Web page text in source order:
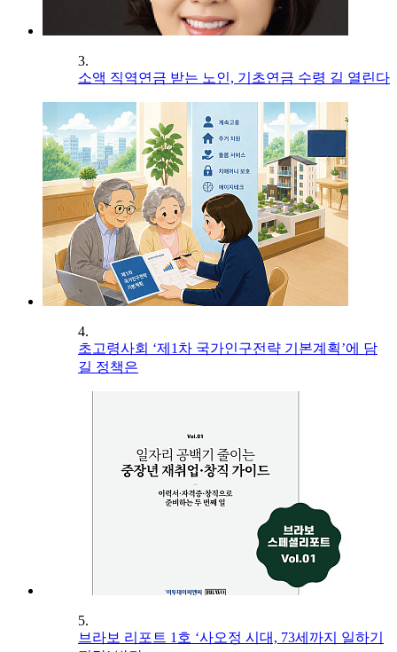
3.
소액 직역연금 받는 노인, 기초연금 수령 길 열린다
4.
초고령사회 ‘제1차 국가인구전략 기본계획’에 담
길 정책은
5.
브라보 리포트 1호 ‘사오정 시대, 73세까지 일하기